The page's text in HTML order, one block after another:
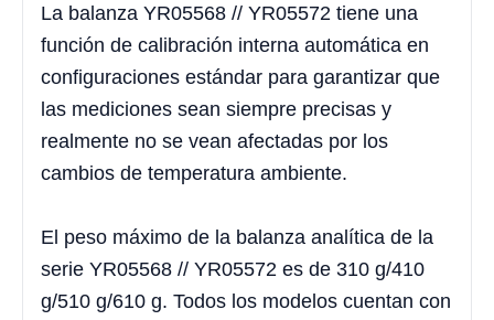
La balanza YR05568 // YR05572 tiene una
función de calibración interna automática en
configuraciones estándar para garantizar que
las mediciones sean siempre precisas y
realmente no se vean afectadas por los
cambios de temperatura ambiente.
El peso máximo de la balanza analítica de la
serie YR05568 // YR05572 es de 310 g/410
g/510 g/610 g. Todos los modelos cuentan con